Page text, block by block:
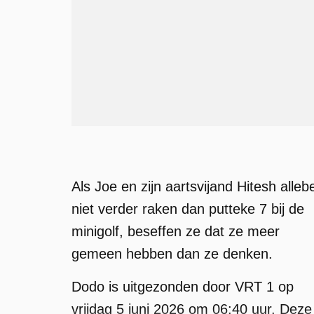
Als Joe en zijn aartsvijand Hitesh
niet verder raken dan putteke 7 bij de
minigolf, beseffen ze dat ze meer
gemeen hebben dan ze denken.
Dodo is uitgezonden door VRT 1 op
vrijdag 5 juni 2026 om 06:40 uur. Deze